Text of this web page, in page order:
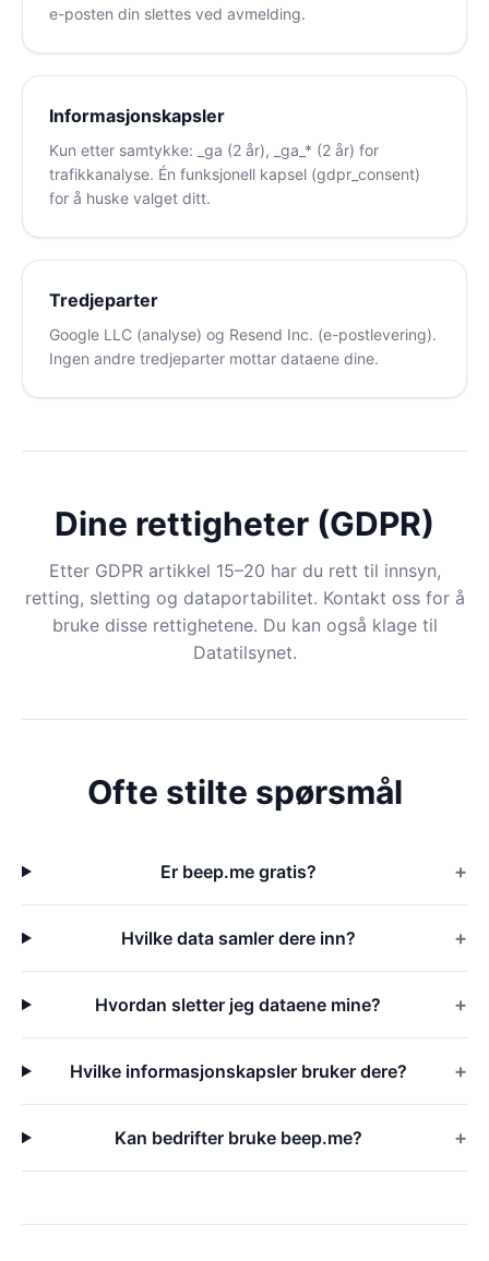
e-posten din slettes ved avmelding.
Informasjonskapsler
Kun etter samtykke: _ga (2 år), _ga_* (2 år) for
trafikkanalyse. Én funksjonell kapsel (gdpr_consent)
for å huske valget ditt.
Tredjeparter
Google LLC (analyse) og Resend Inc. (e-postlevering).
Ingen andre tredjeparter mottar dataene dine.
Dine rettigheter (GDPR)
Etter GDPR artikkel 15–20 har du rett til innsyn,
retting, sletting og dataportabilitet. Kontakt oss for å
bruke disse rettighetene. Du kan også klage til
Datatilsynet.
Ofte stilte spørsmål
Er beep.me gratis?
Hvilke data samler dere inn?
Hvordan sletter jeg dataene mine?
Hvilke informasjonskapsler bruker dere?
Kan bedrifter bruke beep.me?